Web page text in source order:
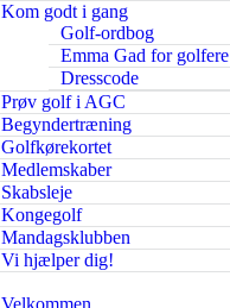
Kom godt i gang
Golf-ordbog
Emma Gad for golfere
Dresscode
Prøv golf i AGC
Begyndertræning
Golfkørekortet
Medlemskaber
Skabsleje
Kongegolf
Mandagsklubben
Vi hjælper dig!
Velkommen